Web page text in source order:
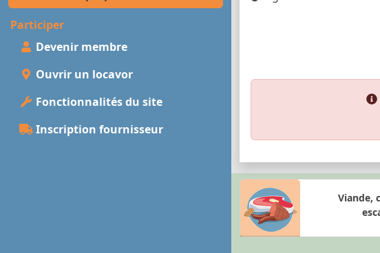
Participer
Devenir membre
Ouvrir un locavor
Fonctionnalités du site
Inscription fournisseur
Viande,